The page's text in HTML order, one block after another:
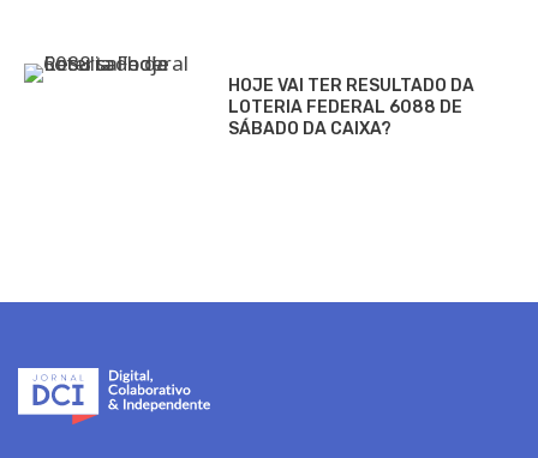
HOJE VAI TER RESULTADO DA
LOTERIA FEDERAL 6088 DE
SÁBADO DA CAIXA?